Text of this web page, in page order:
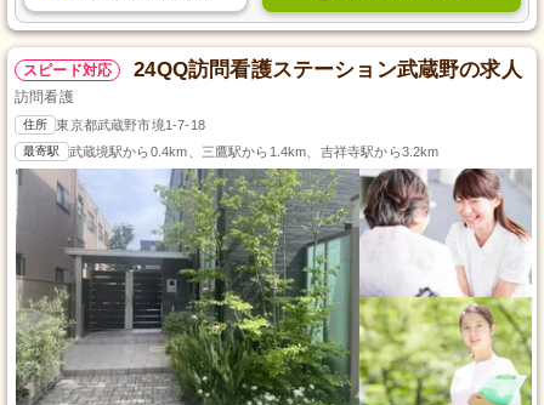
スピード対応 24QQ訪問看護ステーション武蔵野の求人
訪問看護
住所 東京都武蔵野市境1-7-18
最寄駅 武蔵境駅から0.4km、三鷹駅から1.4km、吉祥寺駅から3.2km